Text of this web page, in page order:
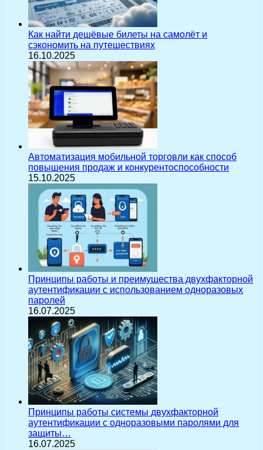
Как найти дешёвые билеты на самолёт и
сэкономить на путешествиях
16.10.2025
Автоматизация мобильной торговли как способ
повышения продаж и конкурентоспособности
15.10.2025
Принципы работы и преимущества двухфакторной
аутентификации с использованием одноразовых
паролей
16.07.2025
Принципы работы системы двухфакторной
аутентификации с одноразовыми паролями для
защиты…
16.07.2025